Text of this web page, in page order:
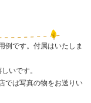
例です。付属はいたしま
いです。
では写真の物をお送りい